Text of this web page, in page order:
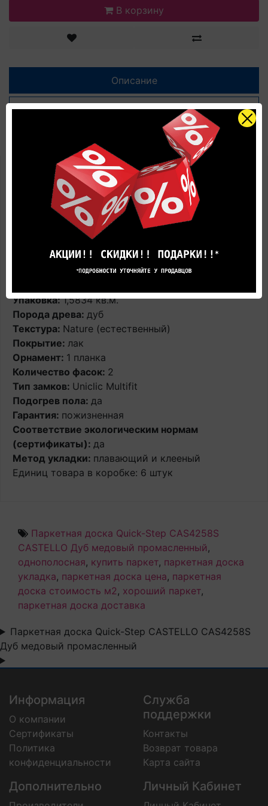
В корзину
Описание
Характеристики
Паркетная доска Quick-Step
CASTELLO CAS4258S Дуб медовый
промасленный по цене
производителя
CASTELLO
Длина доски:182 см
Ширина доски:14,5 см
Упаковка:1,5834 кв.м.
Порода древа: дуб
Текстура: Nature (естественный)
Покрытие: лак
Орнамент: 1 планка
Количество фасок: 2
Тип замков: Uniclic Multifit
Подогрев пола: да
Гарантия: пожизненная
Соответствие экологическим нормам
(сертификаты): да
Метод укладки: плавающий и клееный
Единиц товара в коробке: 6 штук
Паркетная доска Quick-Step CAS4258S
CASTELLO Дуб медовый промасленный,
однополосная, купить паркет, паркетная доска
укладка, паркетная доска цена, паркетная
доска стоимость м2, хороший паркет,
паркетная доска доставка
Паркетная доска Quick-Step CASTELLO CAS4258S
Дуб медовый промасленный
Информация
О компании
Сертификаты
Политика
конфиденциальности
Служба
поддержки
Контакты
Возврат товара
Карта сайта
Дополнительно Личный Кабинет